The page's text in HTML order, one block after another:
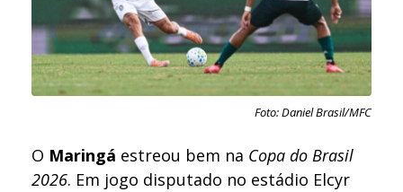
Foto: Daniel Brasil/MFC
O Maringá estreou bem na Copa do Brasil
2026. Em jogo disputado no estádio Elcyr